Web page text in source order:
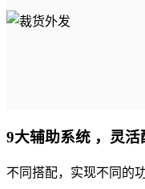
9大辅助系统 ，灵
不同搭配，实现不同的